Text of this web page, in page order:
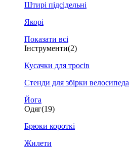
Штирі підсідельні
Якорі
Показати всі
Інструменти(2)
Кусачки для тросів
Стенди для збірки велосипеда
Йога
Одяг(19)
Брюки короткі
Жилети